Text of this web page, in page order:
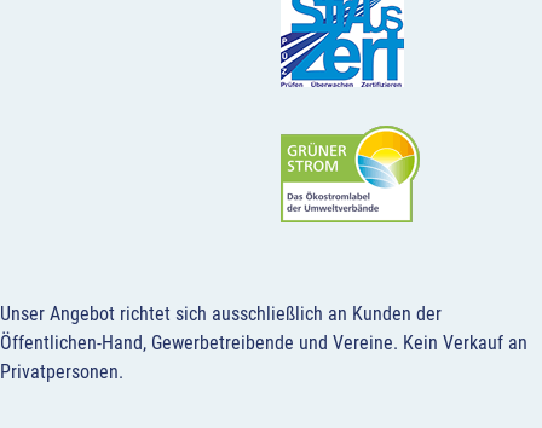
Unser Angebot richtet sich ausschließlich an Kunden der
Öffentlichen-Hand, Gewerbetreibende und Vereine. Kein Verkauf an
Privatpersonen.